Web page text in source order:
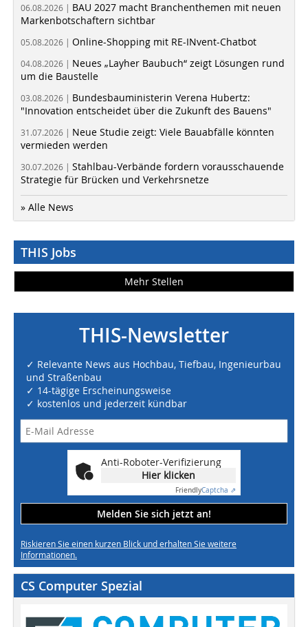
06.08.2026 | BAU 2027 macht Branchenthemen mit neuen
Markenbotschaftern sichtbar
05.08.2026 | Online-Shopping mit RE-INvent-Chatbot
04.08.2026 | Neues „Layher Baubuch“ zeigt Lösungen rund
um die Baustelle
03.08.2026 | Bundesbauministerin Verena Hubertz:
"Innovation entscheidet über die Zukunft des Bauens"
31.07.2026 | Neue Studie zeigt: Viele Bauabfälle könnten
vermieden werden
30.07.2026 | Stahlbau-Verbände fordern vorausschauende
Strategie für Brücken und Verkehrsnetze
» Alle News
THIS Jobs
Mehr Stellen
THIS-Newsletter
✓ Relevante News aus Hochbau, Tiefbau, Ingenieurbau
und Straßenbau
✓ 14-tägige Erscheinungsweise
✓ kostenlos und jederzeit kündbar
Anti-Roboter-Verifizierung
Hier klicken
FriendlyCaptcha ⇗
Melden Sie sich jetzt an!
Riskieren Sie einen kurzen Blick und erhalten Sie weitere
Informationen.
CS Computer Spezial